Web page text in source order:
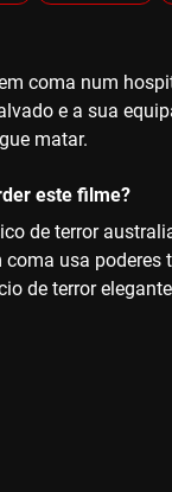
coma num
e a sua
matar.
este filme?
de terror
coma usa
de terror